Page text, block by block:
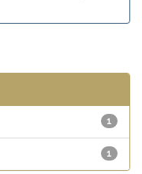
1
1